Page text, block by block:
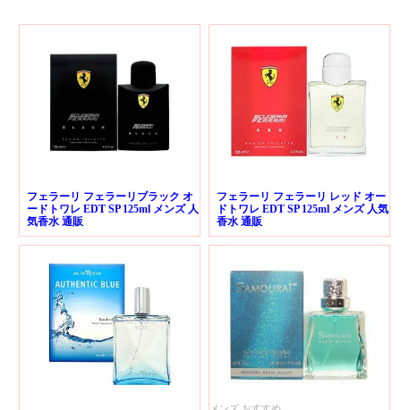
フェラーリ フェラーリブラック オ
ードトワレ EDT SP 125ml メンズ 人
気香水 通販
フェラーリ フェラーリ レッド オー
ドトワレ EDT SP 125ml メンズ 人気
香水 通販